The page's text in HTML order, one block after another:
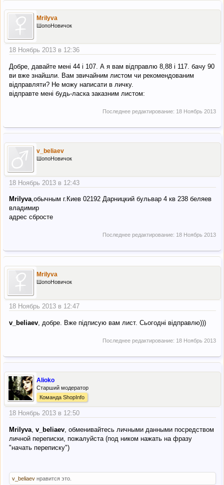
Mrilyva
ШопоНовичок
18 Ноябрь 2013 в 12:36
Добре, давайте мені 44 і 107. А я вам відправлю 8,88 і 117. бачу 90
ви вже знайшли. Вам звичайним листом чи рекомендованим
відправляти? Не можу написати в личку.
відправте мені будь-ласка заказним листом:
Последнее редактирование: 18 Ноябрь 2013
v_beliaev
ШопоНовичок
18 Ноябрь 2013 в 12:43
Mrilyva,обычным г.Киев 02192 Дарницкий бульвар 4 кв 238 беляев
владимир
адрес сбросте
Последнее редактирование: 18 Ноябрь 2013
Mrilyva
ШопоНовичок
18 Ноябрь 2013 в 12:47
v_beliaev , добре. Вже підписую вам лист. Сьогодні відправлю)))
Последнее редактирование: 18 Ноябрь 2013
Alioko
Старший модератор
Команда ShopInfo
18 Ноябрь 2013 в 12:50
Mrilyva v_beliaev , обменивайтесь личными данными посредством
личной переписки, пожалуйста (под ником нажать на фразу
"начать переписку")
v_beliaev нравится это.